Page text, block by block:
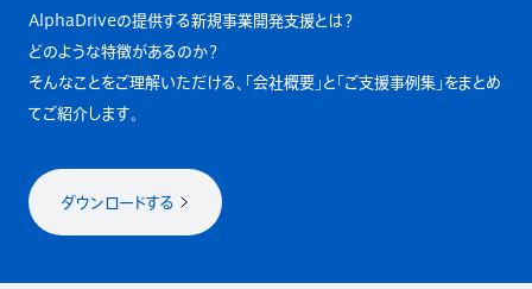
AlphaDriveの提供する新規事業開発支援とは？
どのような特徴があるのか？
そんなことをご理解いただける、「会社概要」と「ご支援事例集」をまとめ
てご紹介します。
ダウンロードする